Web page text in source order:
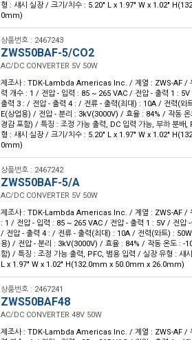
형 : 섀시 실장 / 크기/치수 : 5.20" L x 1.97" W x 1.02"
0mm)
상품번호 : 2467243
ZWS50BAF-5/CO2
AC/DC CONVERTER 5V 50W
제조사 : TDK-Lambda Americas Inc. / 계열 : ZWS-AF /
력 개수 : 1 / 전압 - 입력 : 85 ~ 265 VAC / 전압 - 출력 1 :
출력 3 : / 전압 - 출력 4 : / 전류 - 출력(최대) : 10A / 전력(와
E(상업용) / 전압 - 분리 : 3kV(3000V) / 효율 : 84% / 작동 온
경감 포함) / 특징 : 조정 가능 출력, DC 입력 가능, 부하 분배
형 : 섀시 실장 / 크기/치수 : 5.20" L x 1.97" W x 1.02"
0mm)
상품번호 : 2467242
ZWS50BAF-5/A
AC/DC CONVERTER 5V 50W
제조사 : TDK-Lambda Americas Inc. / 계열 : ZWS-AF /
: 1 / 전압 - 입력 : 85 ~ 265 VAC / 전압 - 출력 1 : 5V / 전압
/ 전압 - 출력 4 : / 전류 - 출력(최대) : 10A / 전력(와트) :
용) / 전압 - 분리 : 3kV(3000V) / 효율 : 84% / 작동 온도 : -
함) / 특징 : 조정 가능 출력, PFC, 범용 입력 / 실장 유형 : 섀
L x 1.97" W x 1.02" H(132.0mm x 50.0mm x 26.0mm)
상품번호 : 2467241
ZWS50BAF48
AC/DC CONVERTER 48V 50W
제조사 : TDK-Lambda Americas Inc. / 계열 : ZWS-AF /